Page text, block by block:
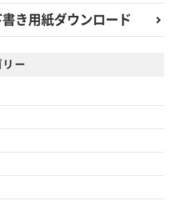
書き用紙ダウンロード
ー